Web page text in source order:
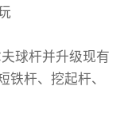
球杆并升级现有
铁杆、挖起杆、